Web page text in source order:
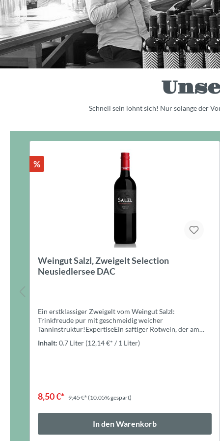
Schnell sein lohnt sich! Nur solange der
%
Antichello, Chiaretto Bardolino DOC
Ein fruchtig, leichter Sommer-Rosé vom Ufer des
Gardasees.ZutatenTrauben, Konzentrierter Traubenmost,
Antioxidationsmittel: KALIUMMETABISULFIT (E224)
und/oder Gummiarabikum (E414) Abfgefüllt unter
Inhalt: 0.75 Liter(10,67 €* / 1 Liter)
8,00 €* 8,95 €*(10.61% gespart)
In den Warenkorb